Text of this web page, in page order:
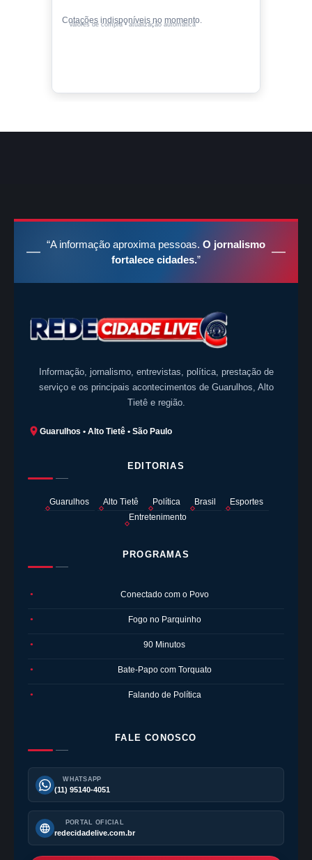
Cotações indisponíveis no momento.
Valores de compra • atualização automática
“A informação aproxima pessoas. O jornalismo
fortalece cidades.”
Informação, jornalismo, entrevistas, política, prestação de
serviço e os principais acontecimentos de Guarulhos, Alto
Tietê e região.
Guarulhos • Alto Tietê • São Paulo
EDITORIAS
Guarulhos Alto Tietê Política Brasil
Esportes
Entretenimento
PROGRAMAS
● Conectado com o Povo
● Fogo no Parquinho
● 90 Minutos
● Bate-Papo com Torquato
● Falando de Política
FALE CONOSCO
WHATSAPP
(11) 95140-4051
PORTAL OFICIAL
redecidadelive.com.br